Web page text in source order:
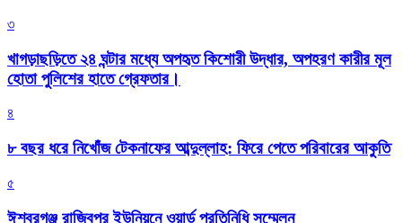
৩
খাগড়াছড়িতে ২৪ ঘন্টার মধ্যে অপহৃত কিশোরী উদ্ধার, অপহরণ কারীর মূল
হোতা পুলিশের হাতে গ্রেফতার।
৪
৮ বছর ধরে নিখোঁজ টেকনাফের আব্দুল্লাহ: ফিরে পেতে পরিবারের আকুতি
৫
ঈশ্বরগঞ্জ রাজিবপুর ইউনিয়নে ওয়ার্ড প্রতিনিধি সম্মেলন